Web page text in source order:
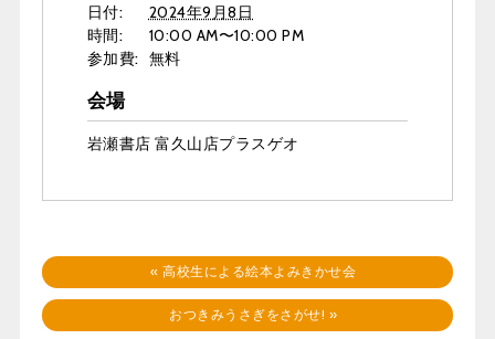
日付:
2024年9月8日
時間:
10:00 AM〜10:00 PM
参加費: 無料
会場
岩瀬書店 富久山店プラスゲオ
« 高校生による絵本よみきかせ会
おつきみうさぎをさがせ! »